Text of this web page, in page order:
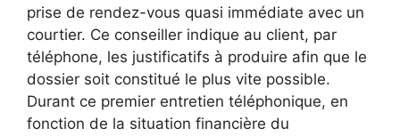
prise de rendez-vous quasi immédiate avec un
courtier. Ce conseiller indique au client, par
téléphone, les justificatifs à produire afin que le
dossier soit constitué le plus vite possible.
Durant ce premier entretien téléphonique, en
fonction de la situation financière du